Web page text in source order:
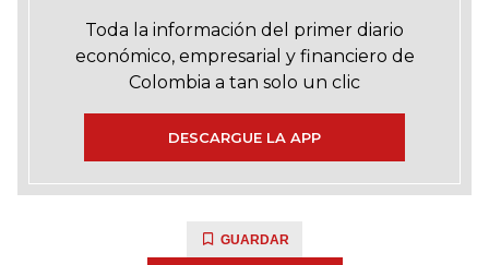
Toda la información del primer diario
económico, empresarial y financiero de
Colombia a tan solo un clic
DESCARGUE LA APP
GUARDAR